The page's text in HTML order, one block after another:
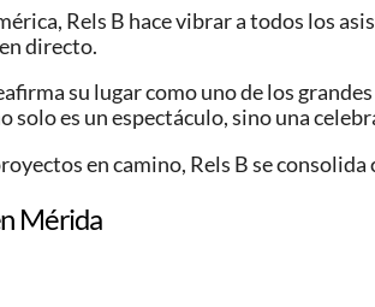
Rels B hace vibrar a todos los
directo.
su lugar como uno de los
solo es un espectáculo, sino una
en camino, Rels B se
Mérida